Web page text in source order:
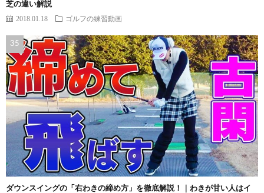
芝の違い解説
2018.01.18 ゴルフの練習動画
ダウンスイングの「右わきの締め方」を徹底解説！｜わきが甘い人はイ